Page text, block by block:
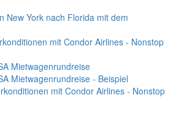
New York nach Florida mit dem
mit Condor Airlines - Nonstop
Mietwagenrundreise
Mietwagenrundreise - Beispiel
mit Condor Airlines - Nonstop